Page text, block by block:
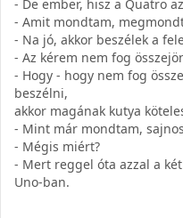
- De ember, hisz a Quatro
- Amit mondtam,
- Na jó, akkor beszélek a
- Az kérem nem fog
- Hogy - hogy nem fog
beszélni,
akkor magának kutya
- Mint már mondtam,
- Mégis miért?
- Mert reggel óta azzal a
Uno-ban.